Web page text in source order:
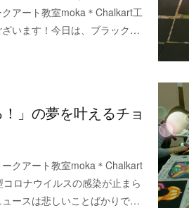
アート教室moka＊Chalkart工
います！今日は、ブラック…
」の夢を叶えるチョ
クアート教室moka＊Chalkart
ロナウイルスの感染が止まら
ースは悲しいことばかりで…